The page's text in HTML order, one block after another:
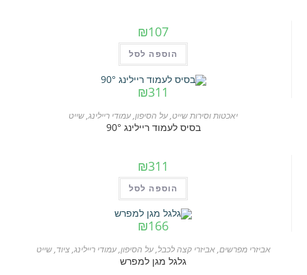
₪107
הוספה לסל
₪311
יאכטות וסירות שייט,על הסיפון,עמודי ריילינג,שייט
בסיס לעמוד ריילינג 90°
₪311
הוספה לסל
₪166
אביזרי מפרשים,אביזרי קצה לכבל,על הסיפון,עמודי ריילינג,ציוד,שייט
גלגל מגן למפרש